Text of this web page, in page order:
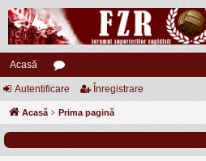
Acasă
or
u
Autentificare Înregistrare
Acasă Prima pagină